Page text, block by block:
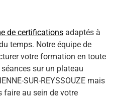
de certifications adaptés à
temps. Notre équipe de
votre formation en toute
sur un plateau
SUR-REYSSOUZE mais
faire au sein de votre